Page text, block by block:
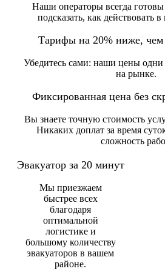
Наши операторы всегда
подсказать, как действовать
Тарифы на 20% ниже, чем
Убедитесь сами: наши цены
на рынке.
Фиксированная цена без
Вы знаете точную стоимость
Никаких доплат за время
сложность
Эвакуатор за 20 минут
Мы приезжаем
быстрее всех
благодаря
оптимальной
логистике и
большому количеству
эвакуаторов в вашем
районе.